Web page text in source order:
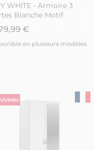
WHITE - Armoire 3
Blanche Motif
€
en plusieurs modèles